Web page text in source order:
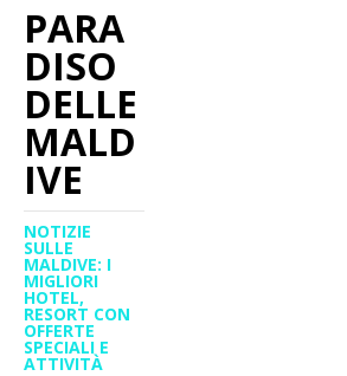
PARA
DISO
DELLE
MALD
IVE
NOTIZIE
SULLE
MALDIVE: I
MIGLIORI
HOTEL,
RESORT CON
OFFERTE
SPECIALI E
ATTIVITÀ